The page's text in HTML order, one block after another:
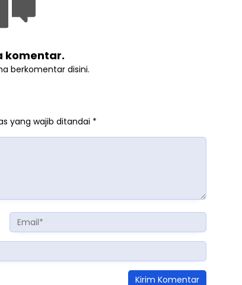
komentar.
berkomentar disini.
yang wajib ditandai *